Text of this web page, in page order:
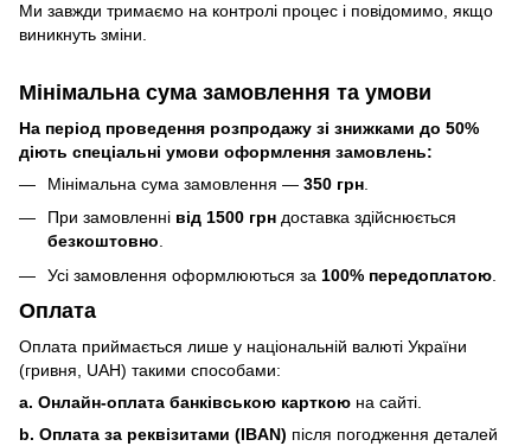
Ми завжди тримаємо на контролі процес і повідомимо, якщо
виникнуть зміни.
Мінімальна сума замовлення та умови
На період проведення розпродажу зі знижками до 50%
діють спеціальні умови оформлення замовлень:
Мінімальна сума замовлення — 350 грн
При замовленні від 1500 грн доставка здійснюється
безкоштовно.
Усі замовлення оформлюються за 100% передоплатою
Оплата
Оплата приймається лише у національній валюті України
(гривня, UAH) такими способами:
a. Онлайн-оплата банківською карткою на сайті.
b. Оплата за реквізитами (IBAN) після погодження деталей